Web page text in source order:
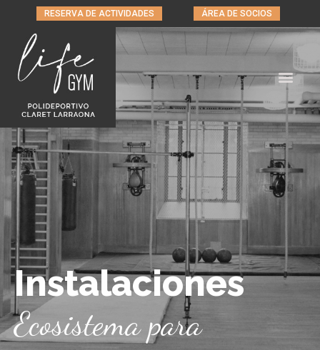
RESERVA DE ACTIVIDADES ÁREA DE SOCIOS
INSTALACIONES
Instalaciones
Ecosistema para